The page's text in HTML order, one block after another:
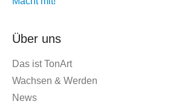
Über uns
Das ist TonArt
Wachsen & Werden
News